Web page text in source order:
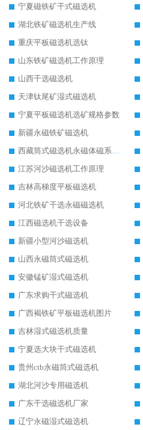
宁夏磁铁矿干式磁选机
湖北铁矿磁选机生产线
重庆平板磁选机选钛
山东铁矿磁选机工作原理
山西干选磁选机
天津钛尾矿湿式磁选机
宁夏平板磁选机选矿规格参数
新疆永磁铁矿磁选机
西藏筒式磁选机永磁体磁系设计
江苏河沙磁选机工作原理
吉林高梯度平板磁选机
河北铁矿干选永磁磁选机
江西磁选机干选设备
新疆小型河沙磁选机
山西永磁筒式磁选机
安徽锰矿湿式磁选机
广东求购干式磁选机
广西褐铁矿平板磁选机图片
吉林湿式磁选机质量
宁夏选大块干式磁选机
贵州ctb永磁筒式磁选机
湖北河沙专用磁选机
广东干选磁选机厂家
辽宁永磁湿式磁选机